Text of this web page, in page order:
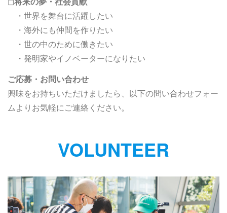
・世界を舞台に活躍したい
・海外にも仲間を作りたい
・世の中のために働きたい
・発明家やイノベーターになりたい
ご応募・お問い合わせ
興味をお持ちいただけましたら、以下の問い合わせフォー
ムよりお気軽にご連絡ください。
VOLUNTEER